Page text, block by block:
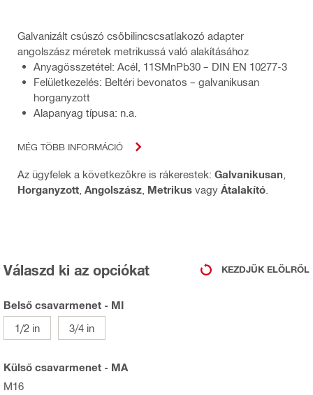
Galvanizált csúszó csőbilincscsatlakozó adapter
angolszász méretek metrikussá való alakításához
Anyagösszetétel: Acél, 11SMnPb30 – DIN EN 10277-3
Felületkezelés: Beltéri bevonatos – galvanikusan
horganyzott
Alapanyag típusa: n.a.
MÉG TÖBB INFORMÁCIÓ
Az ügyfelek a következőkre is rákerestek: Galvanikusan
Horganyzott Angolszász Metrikus vagy Átalakító
Válaszd ki az opciókat KEZDJÜK ELÖLRŐL
Belső csavarmenet - MI
1/2 in
3/4 in
Külső csavarmenet - MA
M16